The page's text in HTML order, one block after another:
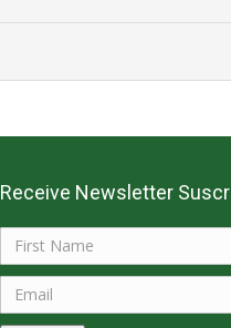
Receive Newsletter